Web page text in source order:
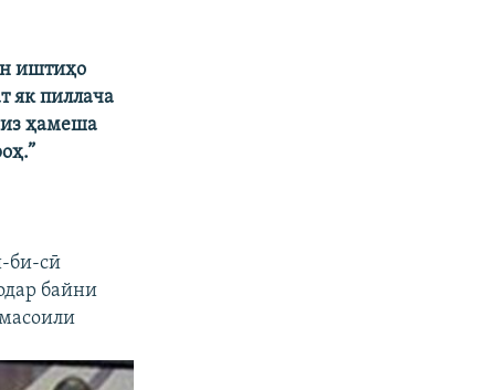
иштиҳо
як пиллача
ҳамеша
би-сӣ
байни